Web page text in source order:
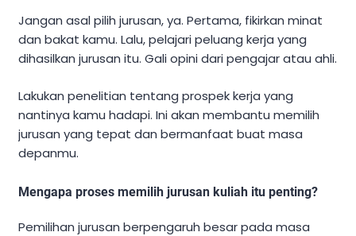
Jangan asal pilih jurusan, ya. Pertama, fikirkan minat
dan bakat kamu. Lalu, pelajari peluang kerja yang
dihasilkan jurusan itu. Gali opini dari pengajar atau ahli.
Lakukan penelitian tentang prospek kerja yang
nantinya kamu hadapi. Ini akan membantu memilih
jurusan yang tepat dan bermanfaat buat masa
depanmu.
Mengapa proses memilih jurusan kuliah itu penting?
Pemilihan jurusan berpengaruh besar pada masa